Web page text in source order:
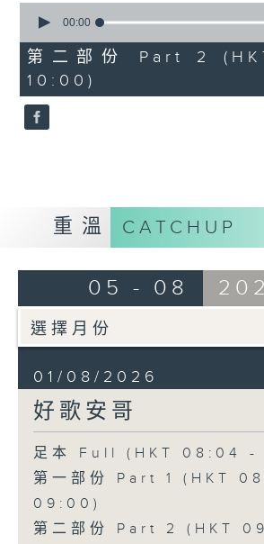
seconds
56
minutes,
10
seconds
00:00
第二部份 Part 2
10:00)
重溫 CATCHUP
05 - 08
01/08/2026
好歌安哥
足本 Full (HKT 08:04 -
第一部份 Part 1 (HKT
09:00)
第二部份 Part 2 (HKT